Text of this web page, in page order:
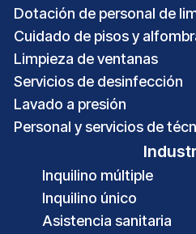
Dotación de personal de
Cuidado de pisos y
Limpieza de ventanas
Servicios de desinfección
Lavado a presión
Personal y servicios de
Inquilino múltiple
Inquilino único
Asistencia sanitaria